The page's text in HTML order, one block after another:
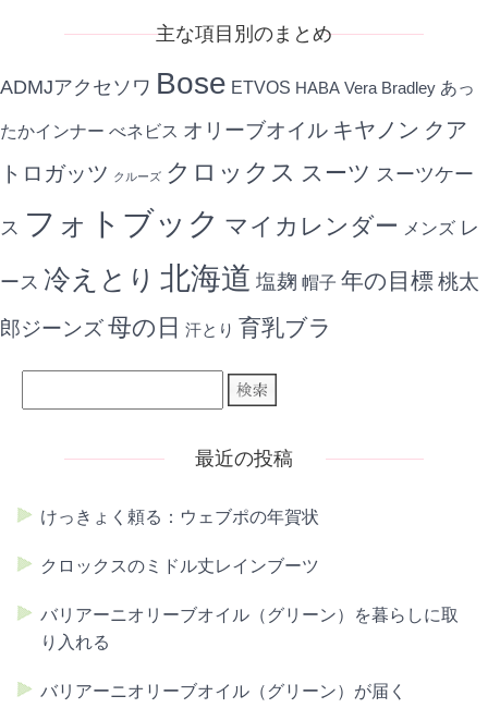
主な項目別のまとめ
ADMJアクセソワ Bose ETVOS HABA Vera Bradley あっ
たかインナー べネビス オリーブオイル キヤノン クア
トロガッツ クルーズ クロックス スーツ スーツケー
ス フォトブック マイカレンダー メンズ レ
ース 冷えとり 北海道 塩麹 帽子 年の目標 桃太
郎ジーンズ母の日 汗とり 育乳ブラ
最近の投稿
けっきょく頼る：ウェブポの年賀状
クロックスのミドル丈レインブーツ
バリアーニオリーブオイル（グリーン）を暮らしに取
り入れる
バリアーニオリーブオイル（グリーン）が届く